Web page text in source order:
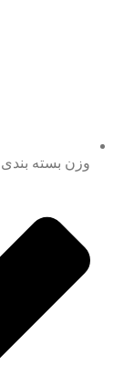
وزن بسته بندی : 11.8